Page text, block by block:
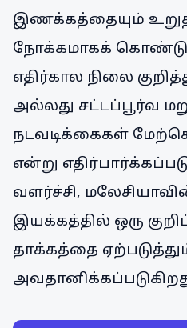
இணக்கத்தையும்
நோக்கமாகக்
எதிர்கால நிலை
அல்லது சட்டப்பூர்வ
நடவடிக்கைகள்
என்று
வளர்ச்சி,
இயக்கத்தில் ஒரு
தாக்கத்தை